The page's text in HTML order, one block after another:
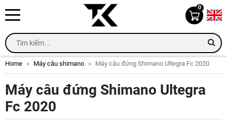
0
Home Máy câu shimano Máy câu đứng Shimano Ultegra Fc 2020
Máy câu đứng Shimano Ultegra
Fc 2020